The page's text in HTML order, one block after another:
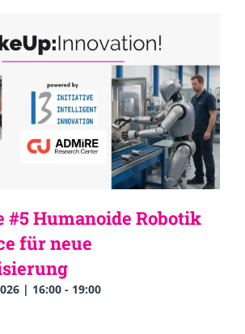
#5 Humanoide Robotik
für neue
| 16:00 - 19:00